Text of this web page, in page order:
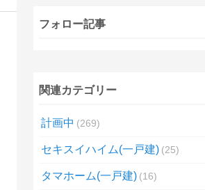
フォロー記事
関連カテゴリー
計画中 269
セキスイハイム(一戸建) 25
タマホーム(一戸建) 16